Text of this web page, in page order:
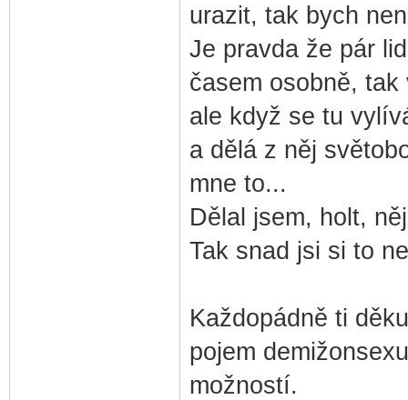
urazit, tak bych
Je pravda že pár
časem osobně,
ale když se tu
a dělá z něj
mne to...
Dělal jsem, holt,
Tak snad jsi si to
Každopádně ti
pojem
možností.